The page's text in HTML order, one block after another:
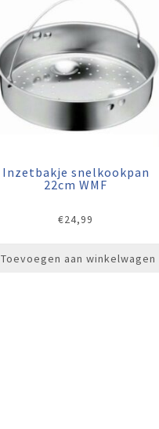
Inzetbakje snelkookpan
22cm WMF
€24,99
Toevoegen aan winkelwagen